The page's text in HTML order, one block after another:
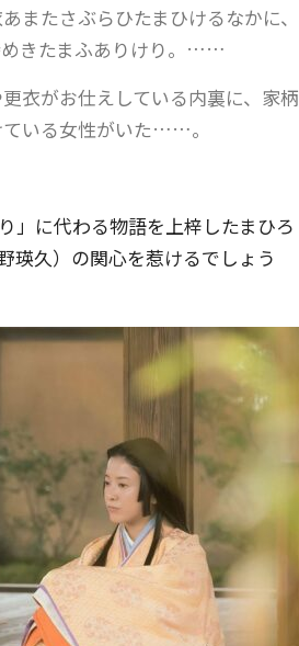
またさぶらひたまひけるなかに、
めきたまふありけり。……
衣がお仕えしている内裏に、家柄
いる女性がいた……。
」に代わる物語を上梓したまひろ
瑛久）の関心を惹けるでしょう